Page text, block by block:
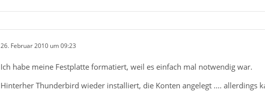
26. Februar 2010 um 09:23
Ich habe meine Festplatte formatiert, weil es einfach mal notwendig war.
Hinterher Thunderbird wieder installiert, die Konten angelegt .... allerdings